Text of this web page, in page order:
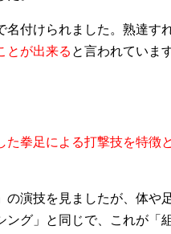
名付けられました。熟達す
とが出来る と言われていま
た拳足による打撃技を特徴
演技を見ましたが、体や
グ」と同じで、これが「